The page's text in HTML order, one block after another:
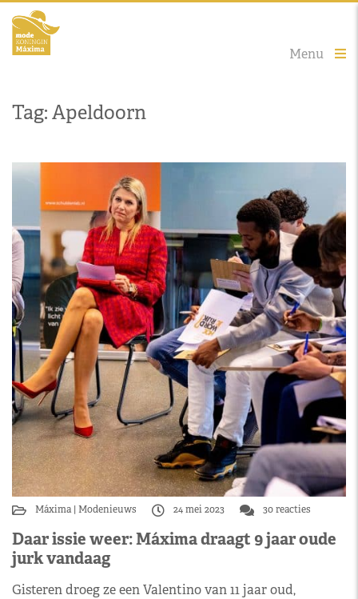
Menu
Tag: Apeldoorn
Máxima Modenieuws 24 mei 2023 30 reacties
Daar issie weer: Máxima draagt 9 jaar oude
jurk vandaag
Gisteren droeg ze een Valentino van 11 jaar oud,